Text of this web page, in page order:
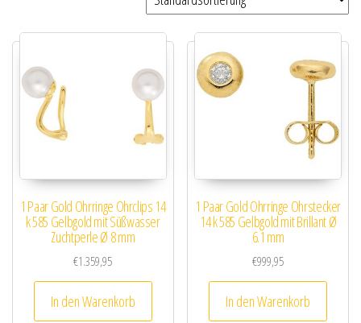
1 Paar Gold Ohrringe Ohrclips 14
k 585 Gelbgold mit Süßwasser
Zuchtperle Ø 8 mm
€1.359,95
In den Warenkorb
1 Paar Gold Ohrringe Ohrstecker
14 k 585 Gelbgold mit Brillant Ø
6.1 mm
€999,95
In den Warenkorb